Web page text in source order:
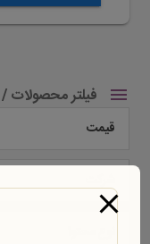
فیلتر محصولات
قیمت